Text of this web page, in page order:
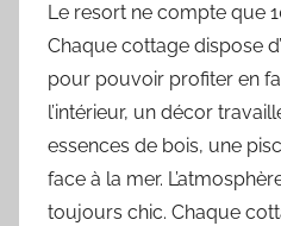
Le resort ne compte que
Chaque cottage dispose
pour pouvoir profiter en
l’intérieur, un décor
essences de bois, une
face à la mer.
toujours chic. Chaque